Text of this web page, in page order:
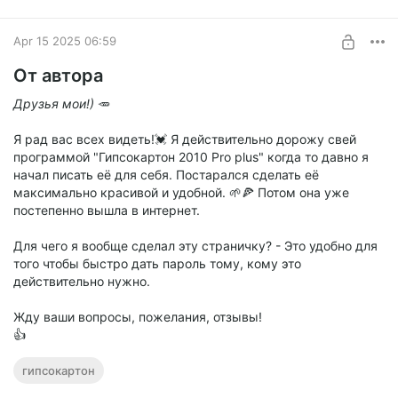
Apr 15 2025 06:59
От автора
Друзья мои!) 🥕
Я рад вас всех видеть!💓 Я действительно дорожу свей
программой "Гипсокартон 2010 Pro plus" когда то давно я
начал писать её для себя. Постарался сделать её
максимально красивой и удобной. 🌱🍕 Потом она уже
постепенно вышла в интернет.
Для чего я вообще сделал эту страничку? - Это удобно для
того чтобы быстро дать пароль тому, кому это
действительно нужно.
Жду ваши вопросы, пожелания, отзывы!
👍
гипсокартон